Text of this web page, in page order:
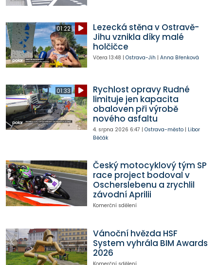
01:22
Lezecká stěna v Ostravě-
Jihu vznikla díky malé
holčičce
Včera 13:48 | Ostrava-Jih | Anna Břenková
01:33
Rychlost opravy Rudné
limituje jen kapacita
obaloven při výrobě
nového asfaltu
4. srpna 2026 6:47 | Ostrava-město| Libor
Běčák
Český motocyklový tým SP
race project bodoval v
Oscherslebenu a zrychlil
závodní Aprilii
Komerční sdělení
Vánoční hvězda HSF
System vyhrála BIM Awards
2026